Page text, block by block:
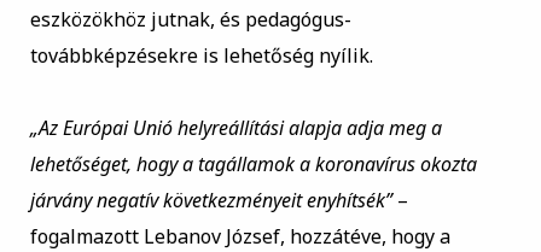
eszközökhöz jutnak, és pedagógus-
továbbképzésekre is lehetőség nyílik.
„Az Európai Unió helyreállítási alapja adja meg a
lehetőséget, hogy a tagállamok a koronavírus okozta
járvány negatív következményeit enyhítsék”–
fogalmazott Lebanov József, hozzátéve, hogy a